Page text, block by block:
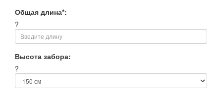
Общая длина*:
?
Высота забора:
?